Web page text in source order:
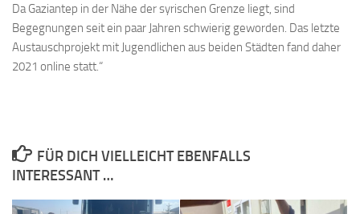
Da Gaziantep in der Nähe der syrischen Grenze liegt, sind
Begegnungen seit ein paar Jahren schwierig geworden. Das letzte
Austauschprojekt mit Jugendlichen aus beiden Städten fand daher
2021 online statt.“
FÜR DICH VIELLEICHT EBENFALLS
INTERESSANT …